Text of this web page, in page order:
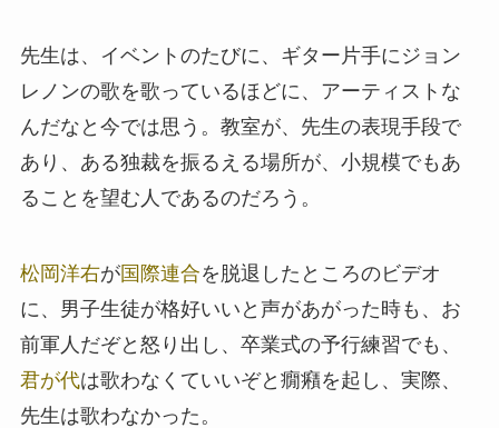
先生は、イベントのたびに、ギター片手にジョン
レノンの歌を歌っているほどに、アーティストな
んだなと今では思う。教室が、先生の表現手段で
あり、ある独裁を振るえる場所が、小規模でもあ
ることを望む人であるのだろう。
松岡洋右が国際連合を脱退したところのビデオ
に、男子生徒が格好いいと声があがった時も、お
前軍人だぞと怒り出し、卒業式の予行練習でも、
君が代は歌わなくていいぞと癇癪を起し、実際、
先生は歌わなかった。